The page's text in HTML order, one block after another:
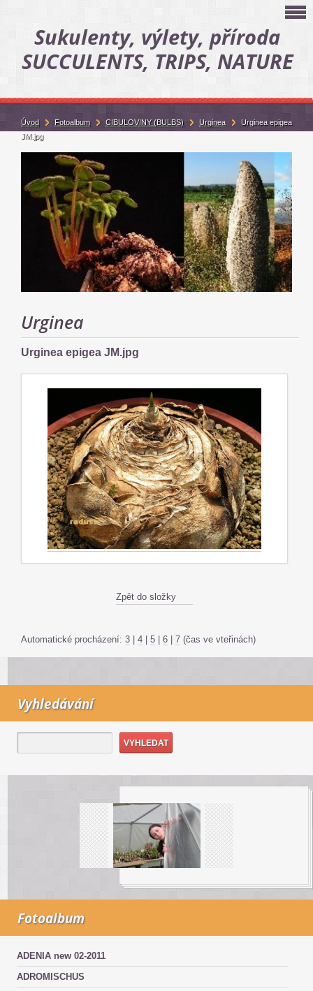
Sukulenty, výlety, příroda
SUCCULENTS, TRIPS, NATURE
Urginea
Urginea epigea JM.jpg
Zpět do složky
Automatické procházení: 3 | 4 | 5 | 6 | 7 (čas ve vteřinách)
Vyhledávání
Fotoalbum
ADENIA new 02-2011
ADROMISCHUS
Úvod Fotoalbum CIBULOVINY (BULBS) Urginea
Urginea epigea
JM.jpg